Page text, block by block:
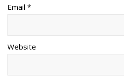
Email *
Website